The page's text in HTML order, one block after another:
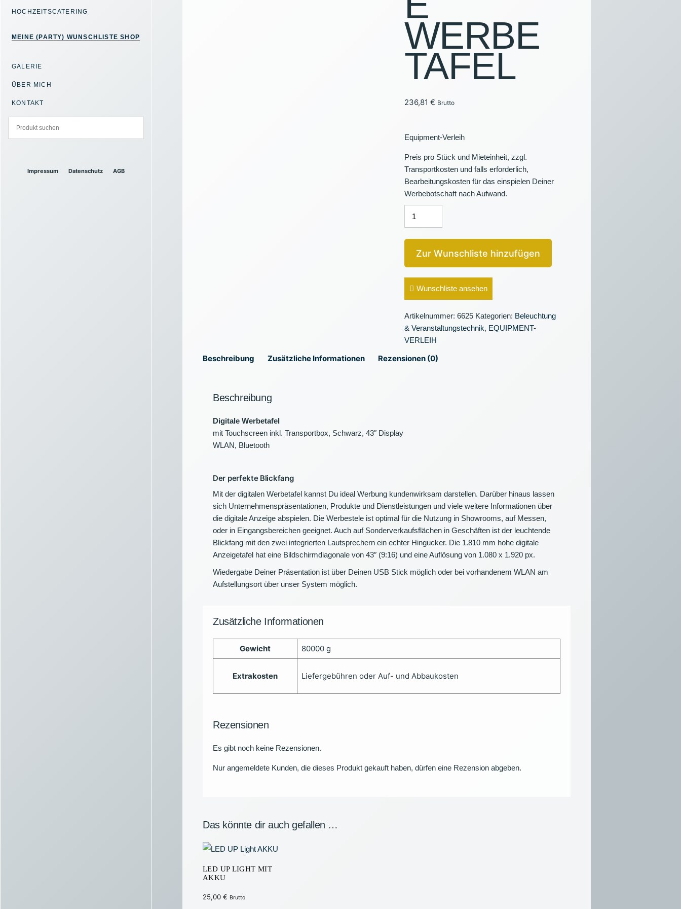
HOCHZEITSCATERING
MEINE (PARTY) WUNSCHLISTE SHOP
GALERIE
ÜBER MICH
KONTAKT
Impressum Datenschutz AGB
PAVILLONS
BELEUCHTUNG &
VERANSTALTUNGSTECHNIK
VERKAUFSARTIKEL
WERBE
TAFEL
236,81 € Brutto
Equipment-Verleih
Preis pro Stück und Mieteinheit, zzgl.
Transportkosten und falls erforderlich,
Bearbeitungskosten für das einspielen Deiner
Werbebotschaft nach Aufwand.
Zur Wunschliste hinzufügen
Wunschliste ansehen
Artikelnummer: 6625 Kategorien: Beleuchtung
& Veranstaltungstechnik, EQUIPMENT-
VERLEIH
Beschreibung Zusätzliche Informationen Rezensionen (0)
Beschreibung
Digitale Werbetafel
mit Touchscreen inkl. Transportbox, Schwarz, 43″ Display
WLAN, Bluetooth
Der perfekte Blickfang
Mit der digitalen Werbetafel kannst Du ideal Werbung kundenwirksam darstellen. Darüber hinaus lassen
sich Unternehmenspräsentationen, Produkte und Dienstleistungen und viele weitere Informationen über
die digitale Anzeige abspielen. Die Werbestele ist optimal für die Nutzung in Showrooms, auf Messen,
oder in Eingangsbereichen geeignet. Auch auf Sonderverkaufsflächen in Geschäften ist der leuchtende
Blickfang mit den zwei integrierten Lautsprechern ein echter Hingucker. Die 1.810 mm hohe digitale
Anzeigetafel hat eine Bildschirmdiagonale von 43″ (9:16) und eine Auflösung von 1.080 x 1.920 px.
Wiedergabe Deiner Präsentation ist über Deinen USB Stick möglich oder bei vorhandenem WLAN am
Aufstellungsort über unser System möglich.
Zusätzliche Informationen
Gewicht 80000 g
Extrakosten Liefergebühren oder Auf- und Abbaukosten
Rezensionen
Es gibt noch keine Rezensionen.
Nur angemeldete Kunden, die dieses Produkt gekauft haben, dürfen eine Rezension abgeben.
Das könnte dir auch gefallen …
LED UP LIGHT MIT
AKKU
25,00 € Brutto